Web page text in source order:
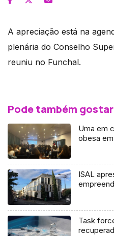
A apreciação está na
plenária do Conselho
reuniu no Funchal.
Pode também gostar
Uma em
obesa
ISAL
Task